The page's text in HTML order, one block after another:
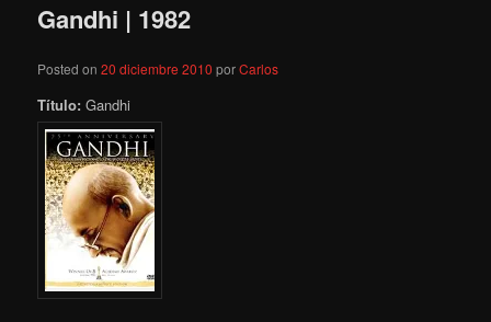
Gandhi | 1982
Posted on20 diciembre 2010 porCarlos
Título: Gandhi